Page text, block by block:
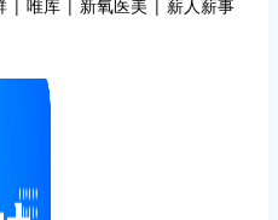
| 唯库 | 新氧医美 | 薪人薪事